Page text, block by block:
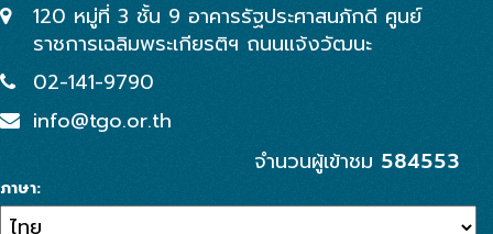
120 หมู่ที่ 3 ชั้น 9 อาคารรัฐประศาสนภักดี ศูนย์
ราชการเฉลิมพระเกียรติฯ ถนนแจ้งวัฒนะ
02-141-9790
info@tgo.or.th
จำนวนผู้เข้าชม 584553
ภาษา